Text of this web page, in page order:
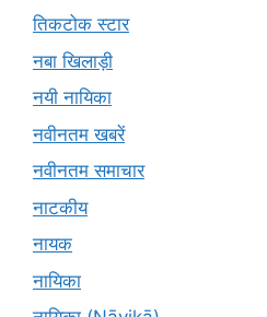
तिकटोक स्टार
नबा खिलाड़ी
नयी नायिका
नवीनतम खबरें
नवीनतम समाचार
नाटकीय
नायक
नायिका